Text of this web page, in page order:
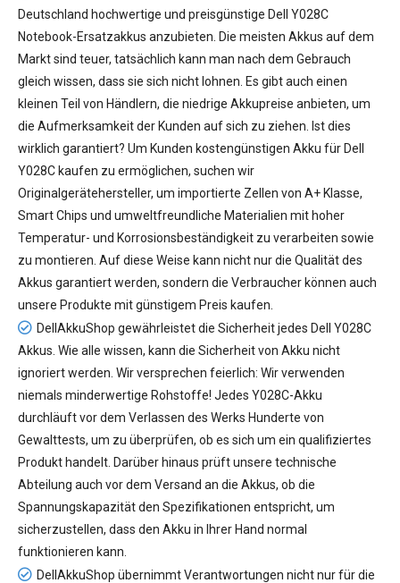
Deutschland hochwertige und preisgünstige Dell Y028C
Notebook-Ersatzakkus anzubieten. Die meisten Akkus auf dem
Markt sind teuer, tatsächlich kann man nach dem Gebrauch
gleich wissen, dass sie sich nicht lohnen. Es gibt auch einen
kleinen Teil von Händlern, die niedrige Akkupreise anbieten, um
die Aufmerksamkeit der Kunden auf sich zu ziehen. Ist dies
wirklich garantiert? Um Kunden kostengünstigen Akku für Dell
Y028C kaufen zu ermöglichen, suchen wir
Originalgerätehersteller, um importierte Zellen von A+ Klasse,
Smart Chips und umweltfreundliche Materialien mit hoher
Temperatur- und Korrosionsbeständigkeit zu verarbeiten sowie
zu montieren. Auf diese Weise kann nicht nur die Qualität des
Akkus garantiert werden, sondern die Verbraucher können auch
unsere Produkte mit günstigem Preis kaufen.
DellAkkuShop gewährleistet die Sicherheit jedes Dell Y028C
Akkus . Wie alle wissen, kann die Sicherheit von Akku nicht
ignoriert werden. Wir versprechen feierlich: Wir verwenden
niemals minderwertige Rohstoffe! Jedes Y028C-Akku
durchläuft vor dem Verlassen des Werks Hunderte von
Gewalttests, um zu überprüfen, ob es sich um ein qualifiziertes
Produkt handelt. Darüber hinaus prüft unsere technische
Abteilung auch vor dem Versand an die Akkus, ob die
Spannungskapazität den Spezifikationen entspricht, um
sicherzustellen, dass den Akku in Ihrer Hand normal
funktionieren kann.
DellAkkuShop übernimmt Verantwortungen nicht nur für die